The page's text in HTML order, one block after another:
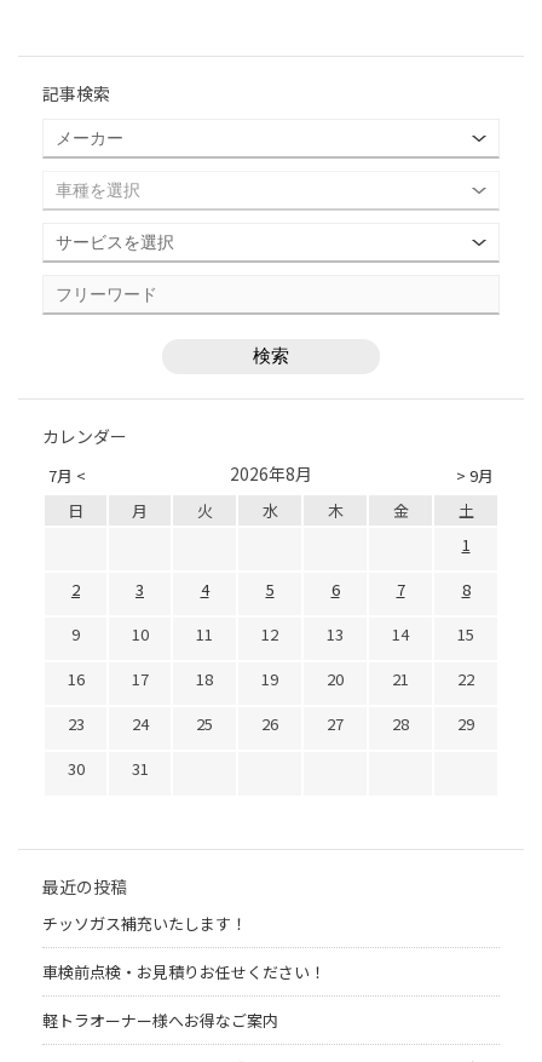
記事検索
カレンダー
7月 < > 9月
2026年8月
日 月 火 水 木 金
土
1
2
3 4 5 6 7
8
9
10 11 12 13 14
15
16
17 18 19 20 21
22
23
24 25 26 27 28
29
30
31
最近の投稿
チッソガス補充いたします！
車検前点検・お見積りお任せください！
軽トラオーナー様へお得なご案内